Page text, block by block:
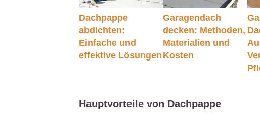
Dachpappe
abdichten:
Einfache und
effektive Lösungen
Garagendach
decken: Methoden,
Materialien und
Kosten
Hauptvorteile von Dachpappe